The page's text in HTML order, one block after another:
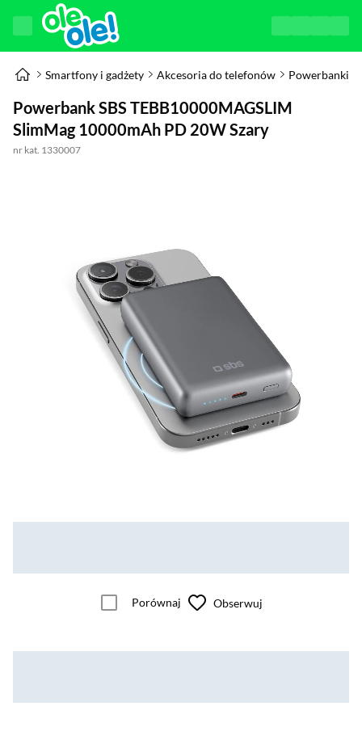
Smartfony i gadżety Akcesoria do telefonów Powerbanki
Powerbank SBS TEBB10000MAGSLIM
SlimMag 10000mAh PD 20W Szary
nr kat. 1330007
Porównaj Obserwuj